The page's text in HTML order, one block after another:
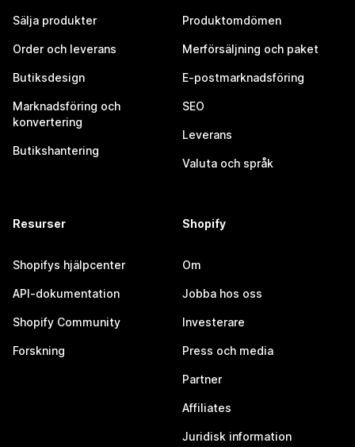
Sälja produkter
Order och leverans
Butiksdesign
Marknadsföring och
konvertering
Butikshantering
Produktomdömen
Merförsäljning och paket
E-postmarknadsföring
SEO
Leverans
Valuta och språk
Resurser
Shopifys hjälpcenter
API-dokumentation
Shopify Community
Forskning
Shopify
Om
Jobba hos oss
Investerare
Press och media
Partner
Affiliates
Juridisk information